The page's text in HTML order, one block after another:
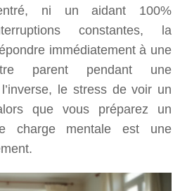
ni un aidant 100%
constantes, la
immédiatement à une
parent pendant une
le stress de voir un
que vous préparez un
charge mentale est une